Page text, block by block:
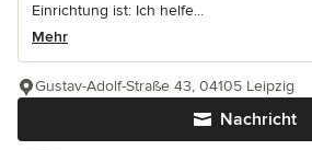
Einrichtung ist: Ich helfe...
Mehr
Nachricht
Gustav-Adolf-Straße 43, 04105 Leipzig